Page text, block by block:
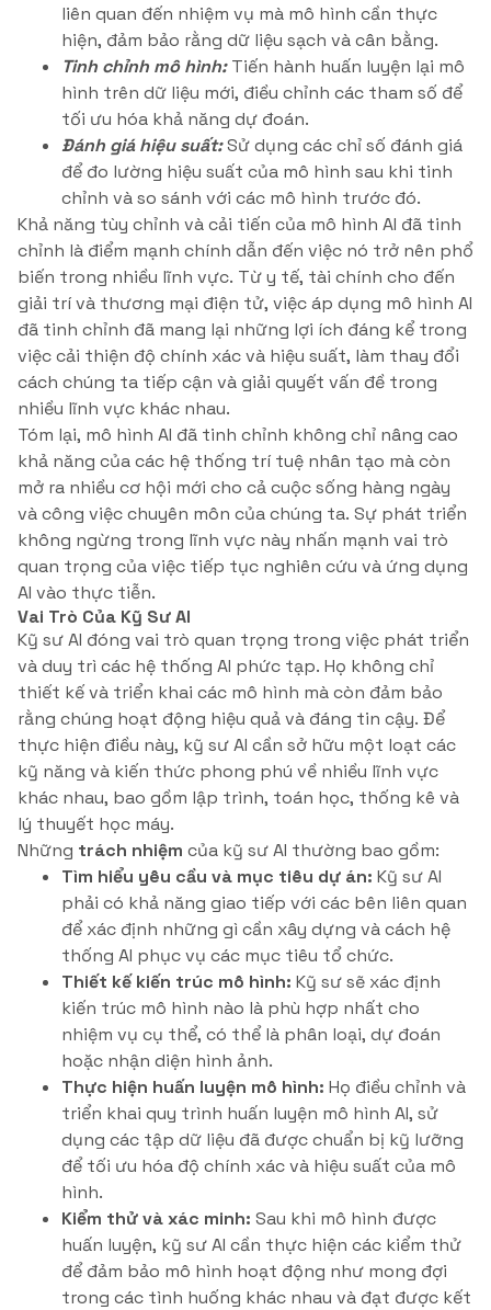
liên quan đến nhiệm vụ mà mô hình cần thực
hiện, đảm bảo rằng dữ liệu sạch và cân bằng.
Tinh chỉnh mô hình:Tiến hành huấn luyện lại mô
hình trên dữ liệu mới, điều chỉnh các tham số để
tối ưu hóa khả năng dự đoán.
Đánh giá hiệu suất:Sử dụng các chỉ số đánh giá
để đo lường hiệu suất của mô hình sau khi tinh
chỉnh và so sánh với các mô hình trước đó.
Khả năng tùy chỉnh và cải tiến của mô hình AI đã tinh
chỉnh là điểm mạnh chính dẫn đến việc nó trở nên phổ
biến trong nhiều lĩnh vực. Từ y tế, tài chính cho đến
giải trí và thương mại điện tử, việc áp dụng mô hình AI
đã tinh chỉnh đã mang lại những lợi ích đáng kể trong
việc cải thiện độ chính xác và hiệu suất, làm thay đổi
cách chúng ta tiếp cận và giải quyết vấn đề trong
nhiều lĩnh vực khác nhau.
Tóm lại, mô hình AI đã tinh chỉnh không chỉ nâng cao
khả năng của các hệ thống trí tuệ nhân tạo mà còn
mở ra nhiều cơ hội mới cho cả cuộc sống hàng ngày
và công việc chuyên môn của chúng ta. Sự phát triển
không ngừng trong lĩnh vực này nhấn mạnh vai trò
quan trọng của việc tiếp tục nghiên cứu và ứng dụng
AI vào thực tiễn.
Vai Trò Của Kỹ Sư AI
Kỹ sư AI đóng vai trò quan trọng trong việc phát triển
và duy trì các hệ thống AI phức tạp. Họ không chỉ
thiết kế và triển khai các mô hình mà còn đảm bảo
rằng chúng hoạt động hiệu quả và đáng tin cậy. Để
thực hiện điều này, kỹ sư AI cần sở hữu một loạt các
kỹ năng và kiến thức phong phú về nhiều lĩnh vực
khác nhau, bao gồm lập trình, toán học, thống kê và
lý thuyết học máy.
Những trách nhiệm của kỹ sư AI thường bao gồm:
Tìm hiểu yêu cầu và mục tiêu dự án: Kỹ sư AI
phải có khả năng giao tiếp với các bên liên quan
để xác định những gì cần xây dựng và cách hệ
thống AI phục vụ các mục tiêu tổ chức.
Thiết kế kiến trúc mô hình: Kỹ sư sẽ xác định
kiến trúc mô hình nào là phù hợp nhất cho
nhiệm vụ cụ thể, có thể là phân loại, dự đoán
hoặc nhận diện hình ảnh.
Thực hiện huấn luyện mô hình: Họ điều chỉnh và
triển khai quy trình huấn luyện mô hình AI, sử
dụng các tập dữ liệu đã được chuẩn bị kỹ lưỡng
để tối ưu hóa độ chính xác và hiệu suất của mô
hình.
Kiểm thử và xác minh: Sau khi mô hình được
huấn luyện, kỹ sư AI cần thực hiện các kiểm thử
để đảm bảo mô hình hoạt động như mong đợi
trong các tình huống khác nhau và đạt được kết